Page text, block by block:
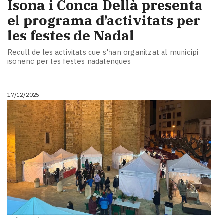
Isona i Conca Dellà presenta
el programa d’activitats per
les festes de Nadal
Recull de les activitats que s'han organitzat al municipi
isonenc per les festes nadalenques
17/12/2025